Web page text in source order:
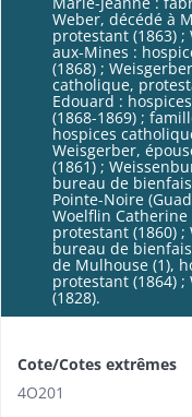
Weber, décédé à
protestant (1863)
aux-Mines :
(1868) ;
catholique,
Edouard :
(1868-1869) ;
hospices
Weisgerber,
(1861) ;
bureau de
Pointe-Noire
Woelflin
protestant (1860)
bureau de
de Mulhouse (1),
protestant (1864) ;
(1828).
Cote/Cotes extrêmes
4O201